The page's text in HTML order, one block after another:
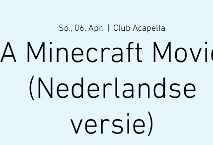
So., 06. Apr.
  |
Club Acapella
A Minecraft
(Nederlandse
versie)